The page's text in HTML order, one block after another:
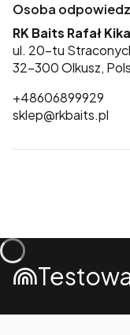
Osoba
RK Baits Rafał Kika
ul. 20-tu
32-300 Olkusz,
+48606899929
sklep@rkbaits.pl